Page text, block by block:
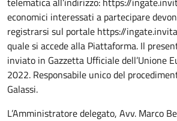
economici interessati a partecipare
registrarsi sul portale https://
quale si accede alla Piattaforma. Il
inviato in Gazzetta Ufficiale dell’Unione
2022. Responsabile unico del
Galassi.
L’Amministratore delegato, Avv. Marco